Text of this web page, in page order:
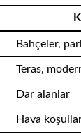
Bahçeler,
Teras,
Dar alanlar
Hava